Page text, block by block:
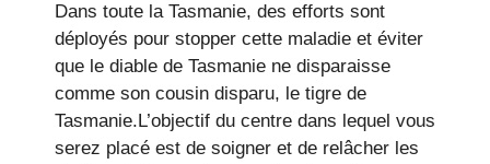
Dans toute la Tasmanie, des efforts sont
déployés pour stopper cette maladie et éviter
que le diable de Tasmanie ne disparaisse
comme son cousin disparu, le tigre de
Tasmanie.L’objectif du centre dans lequel vous
serez placé est de soigner et de relâcher les